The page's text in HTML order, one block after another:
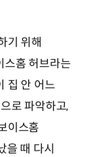
기 위해
스홈 허브라는
집 안 어느
로 파악하고,
이스홈
을 때 다시